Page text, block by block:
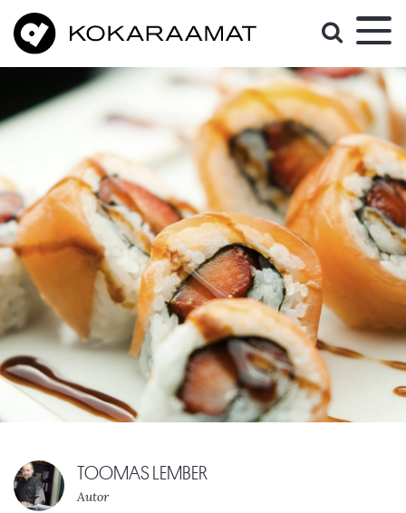
TOOMAS LEMBER
Autor